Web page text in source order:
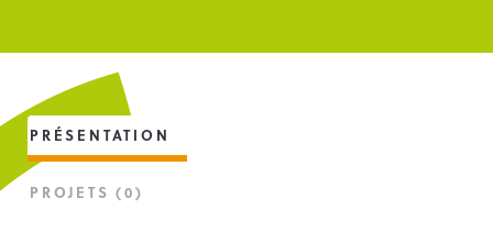
PRÉSENTATION
PROJETS (0)